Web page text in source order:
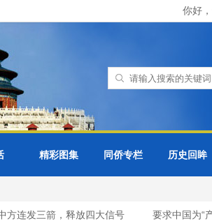
你好
精彩图集 同侨专栏 历史回眸
连发三箭，释放四大信号 要求中国为“产